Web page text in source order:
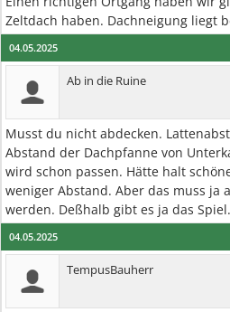
Zeltdach haben. Dachneigung liegt
04.05.2025
Ab in die Ruine
Musst du nicht abdecken.
Abstand der Dachpfanne von
wird schon passen. Hätte halt
weniger Abstand. Aber das muss ja
werden. Deßhalb gibt es ja das Spiel.
04.05.2025
TempusBauherr